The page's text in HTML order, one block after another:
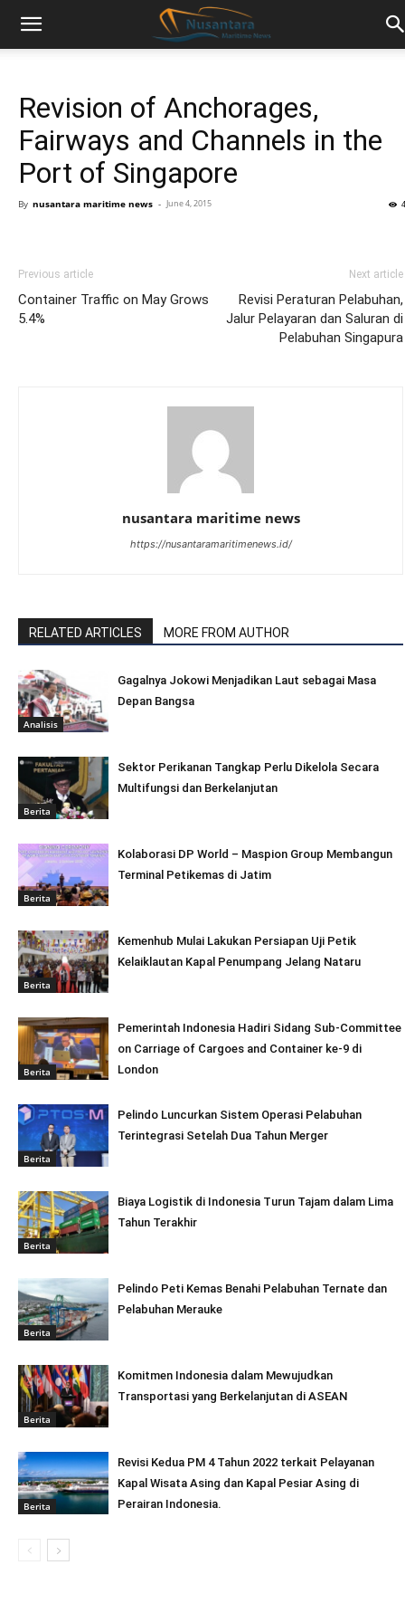
Revision of Anchorages,
Fairways and Channels in the
Port of Singapore
By nusantara maritime news - June 4, 2015
Previous article
Container Traffic on May Grows
5.4%
Next article
Revisi Peraturan Pelabuhan,
Jalur Pelayaran dan Saluran di
Pelabuhan Singapura
nusantara maritime news
https://nusantaramaritimenews.id/
RELATED ARTICLES MORE FROM AUTHOR
Analisis
Gagalnya Jokowi Menjadikan Laut sebagai Masa
Depan Bangsa
Berita
Sektor Perikanan Tangkap Perlu Dikelola Secara
Multifungsi dan Berkelanjutan
Berita
Kolaborasi DP World – Maspion Group Membangun
Terminal Petikemas di Jatim
Berita
Kemenhub Mulai Lakukan Persiapan Uji Petik
Kelaiklautan Kapal Penumpang Jelang Nataru
Berita
Pemerintah Indonesia Hadiri Sidang Sub-Committee
on Carriage of Cargoes and Container ke-9 di
London
Berita
Pelindo Luncurkan Sistem Operasi Pelabuhan
Terintegrasi Setelah Dua Tahun Merger
Berita
Biaya Logistik di Indonesia Turun Tajam dalam Lima
Tahun Terakhir
Berita
Pelindo Peti Kemas Benahi Pelabuhan Ternate dan
Pelabuhan Merauke
Berita
Komitmen Indonesia dalam Mewujudkan
Transportasi yang Berkelanjutan di ASEAN
Berita
Revisi Kedua PM 4 Tahun 2022 terkait Pelayanan
Kapal Wisata Asing dan Kapal Pesiar Asing di
Perairan Indonesia.